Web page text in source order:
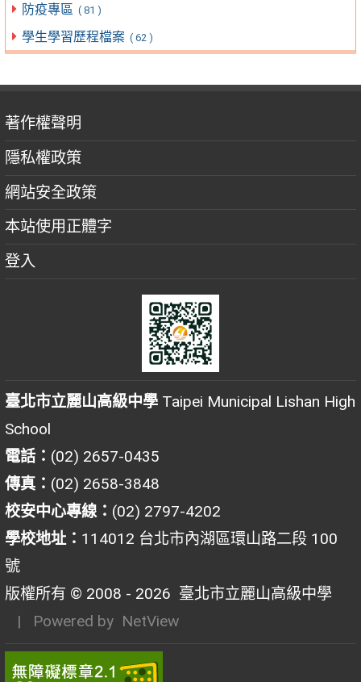
防疫專區 ( 81 )
學生學習歷程檔案 ( 62 )
著作權聲明
隱私權政策
網站安全政策
本站使用正體字
登入
臺北市立麗山高級中學 Taipei Municipal Lishan High
School
電話： (02) 2657-0435
傳真： (02) 2658-3848
校安中心專線： (02) 2797-4202
學校地址： 114012 台北市內湖區環山路二段 100
號
版權所有 © 2008 - 2026 臺北市立麗山高級中學
| Powered by NetView